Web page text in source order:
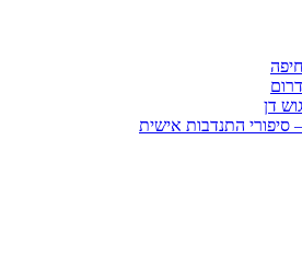
דן
סיפורי התנדבות אישית